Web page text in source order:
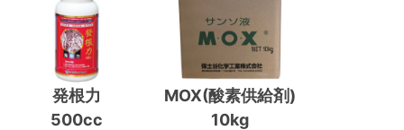
発根力
500cc
MOX(酸素供給剤)
10kg